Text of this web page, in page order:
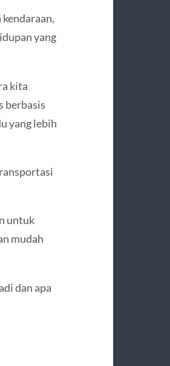
yang
kita
berbasis
yang lebih
untuk
mudah
dan apa